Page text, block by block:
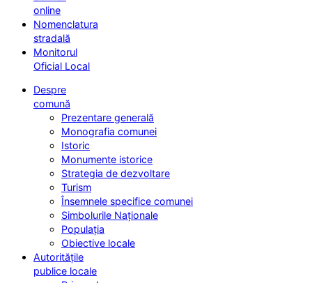
online
Nomenclatura
stradală
Monitorul
Oficial Local
Despre
comună
Prezentare generală
Monografia comunei
Istoric
Monumente istorice
Strategia de dezvoltare
Turism
Însemnele specifice comunei
Simbolurile Naționale
Populația
Obiective locale
Autoritățile
publice locale